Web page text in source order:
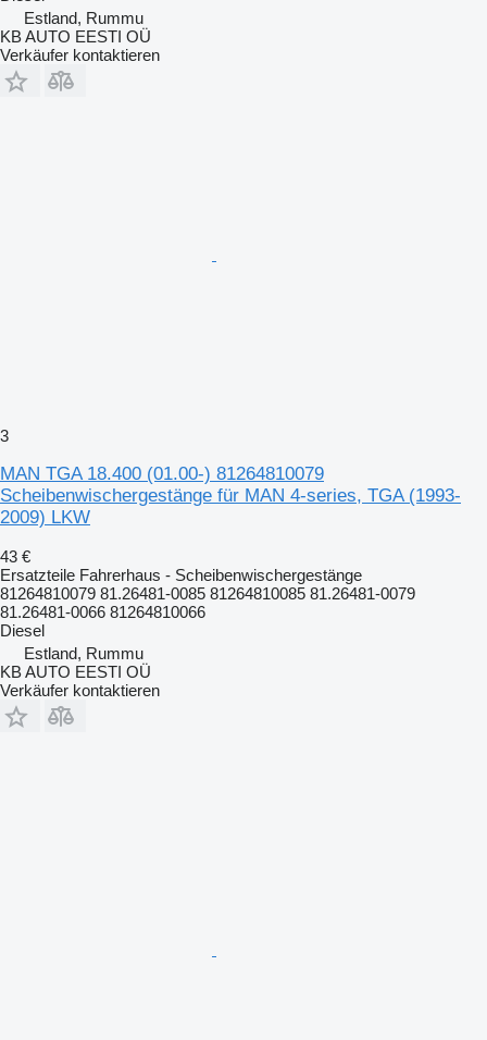
Estland, Rummu
KB AUTO EESTI OÜ
Verkäufer kontaktieren
3
MAN TGA 18.400 (01.00-) 81264810079
Scheibenwischergestänge für MAN 4-series, TGA (1993-
2009) LKW
43 €
Ersatzteile Fahrerhaus - Scheibenwischergestänge
81264810079 81.26481-0085 81264810085 81.26481-0079
81.26481-0066 81264810066
Diesel
Estland, Rummu
KB AUTO EESTI OÜ
Verkäufer kontaktieren